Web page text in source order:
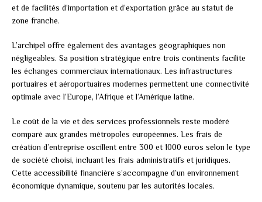
et de facilités d’importation et d’exportation grâce au statut de
zone franche.
L’archipel offre également des avantages géographiques non
négligeables. Sa position stratégique entre trois continents facilite
les échanges commerciaux internationaux. Les infrastructures
portuaires et aéroportuaires modernes permettent une connectivité
optimale avec l’Europe, l’Afrique et l’Amérique latine.
Le coût de la vie et des services professionnels reste modéré
comparé aux grandes métropoles européennes. Les frais de
création d’entreprise oscillent entre 300 et 1000 euros selon le type
de société choisi, incluant les frais administratifs et juridiques.
Cette accessibilité financière s’accompagne d’un environnement
économique dynamique, soutenu par les autorités locales.